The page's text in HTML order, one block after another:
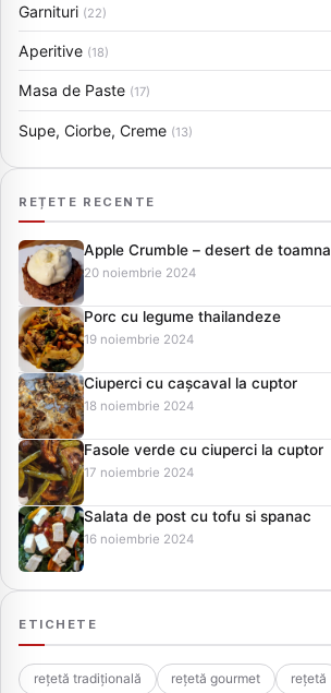
Garnituri (22)
Aperitive (18)
Masa de Paste (17)
Supe, Ciorbe, Creme (13)
REȚETE RECENTE
Apple Crumble – desert de toamna
20 noiembrie 2024
Porc cu legume thailandeze
19 noiembrie 2024
Ciuperci cu cașcaval la cuptor
18 noiembrie 2024
Fasole verde cu ciuperci la cuptor
17 noiembrie 2024
Salata de post cu tofu si spanac
16 noiembrie 2024
ETICHETE
rețetă tradițională rețetă gourmet
rețetă